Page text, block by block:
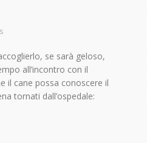
se sarà geloso,
all’incontro con il
il cane possa conoscere il
tornati dall’ospedale: